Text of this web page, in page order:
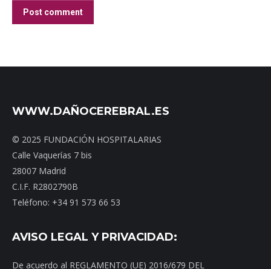
Post comment
WWW.DAÑOCEREBRAL.ES
© 2025 FUNDACIÓN HOSPITALARIAS
Calle Vaquerías 7 bis
28007 Madrid
C.I.F. R2802790B
Teléfono: +34 91 573 66 53
AVISO LEGAL Y PRIVACIDAD:
De acuerdo al REGLAMENTO (UE) 2016/679 DEL